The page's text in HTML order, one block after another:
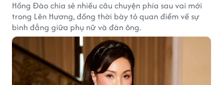
Hồng Đào chia sẻ nhiều câu chuyện phía sau vai mới
trong Lên Hương, đồng thời bày tỏ quan điểm về sự
bình đẳng giữa phụ nữ và đàn ông.